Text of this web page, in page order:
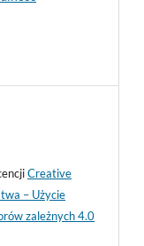
Creative
– Użycie
zależnych 4.0